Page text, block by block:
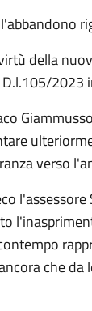
della
2023
verso
che da